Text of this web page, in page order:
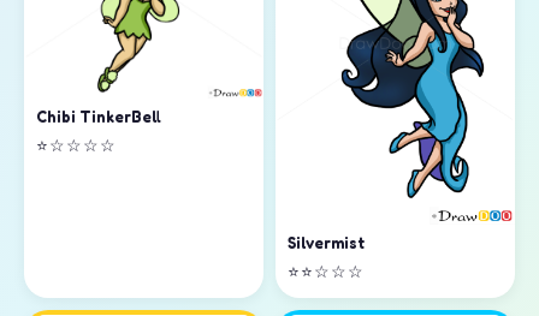
Chibi TinkerBell
⭐☆☆☆☆
Silvermist
⭐⭐☆☆☆